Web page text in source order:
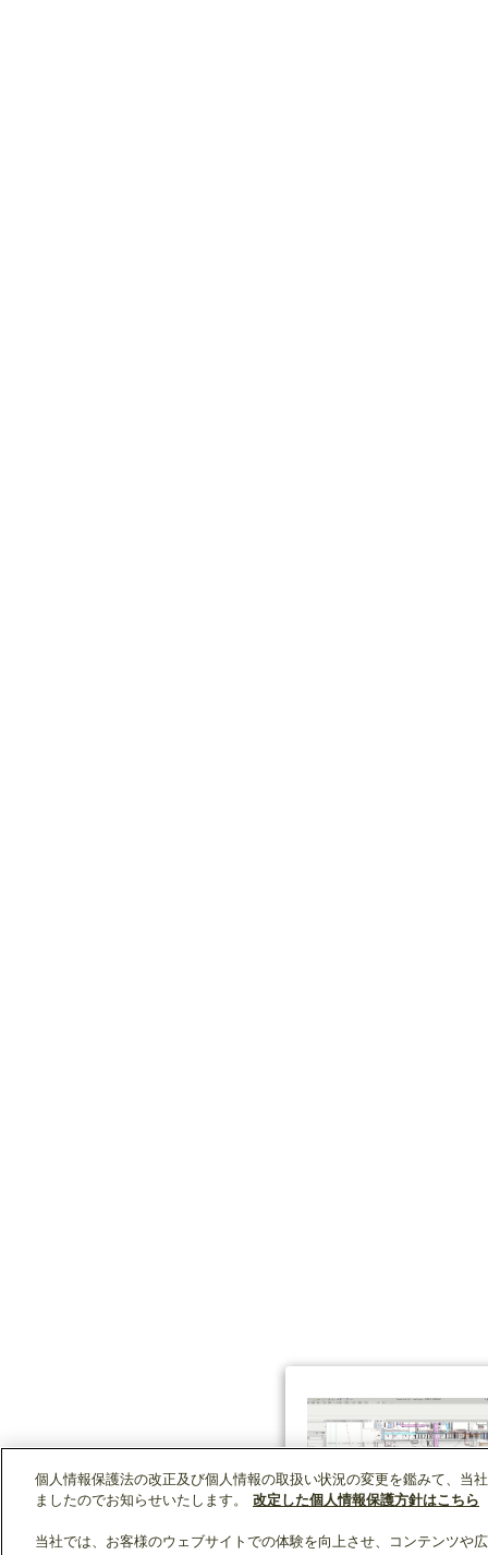
個人情報保護法の改正及び個人情報の取扱い状況の変更を鑑みて、当
ましたのでお知らせいたします。
改定した個人情報保護方針はこちら
当社では、お客様のウェブサイトでの体験を向上させ、コンテンツや